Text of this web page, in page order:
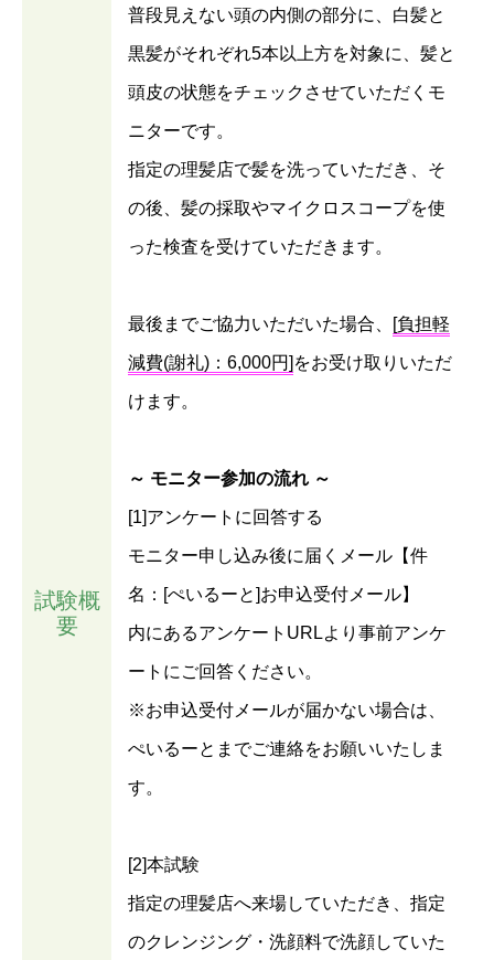
試験概
要
普段見えない頭の内側の部分に、白髪と
黒髪がそれぞれ5本以上方を対象に、髪と
頭皮の状態をチェックさせていただくモ
ニターです。
指定の理髪店で髪を洗っていただき、そ
の後、髪の採取やマイクロスコープを使
った検査を受けていただきます。
最後までご協力いただいた場合、 [負担軽
減費(謝礼)：6,000円] をお受け取りいただ
けます。
～ モニター参加の流れ ～
[1]アンケートに回答する
モニター申し込み後に届くメール【件
名：[ぺいるーと]お申込受付メール】
内にあるアンケートURLより事前アンケ
ートにご回答ください。
※お申込受付メールが届かない場合は、
ぺいるーとまでご連絡をお願いいたしま
す。
[2]本試験
指定の理髪店へ来場していただき、指定
のクレンジング・洗顔料で洗顔していた